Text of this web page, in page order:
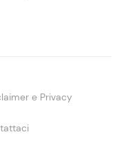
e Privacy